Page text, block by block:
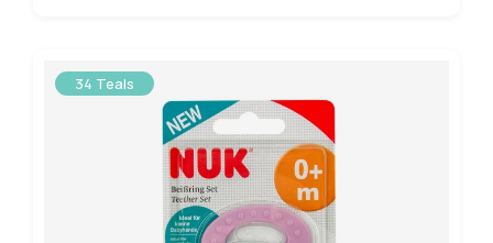
34 Teals